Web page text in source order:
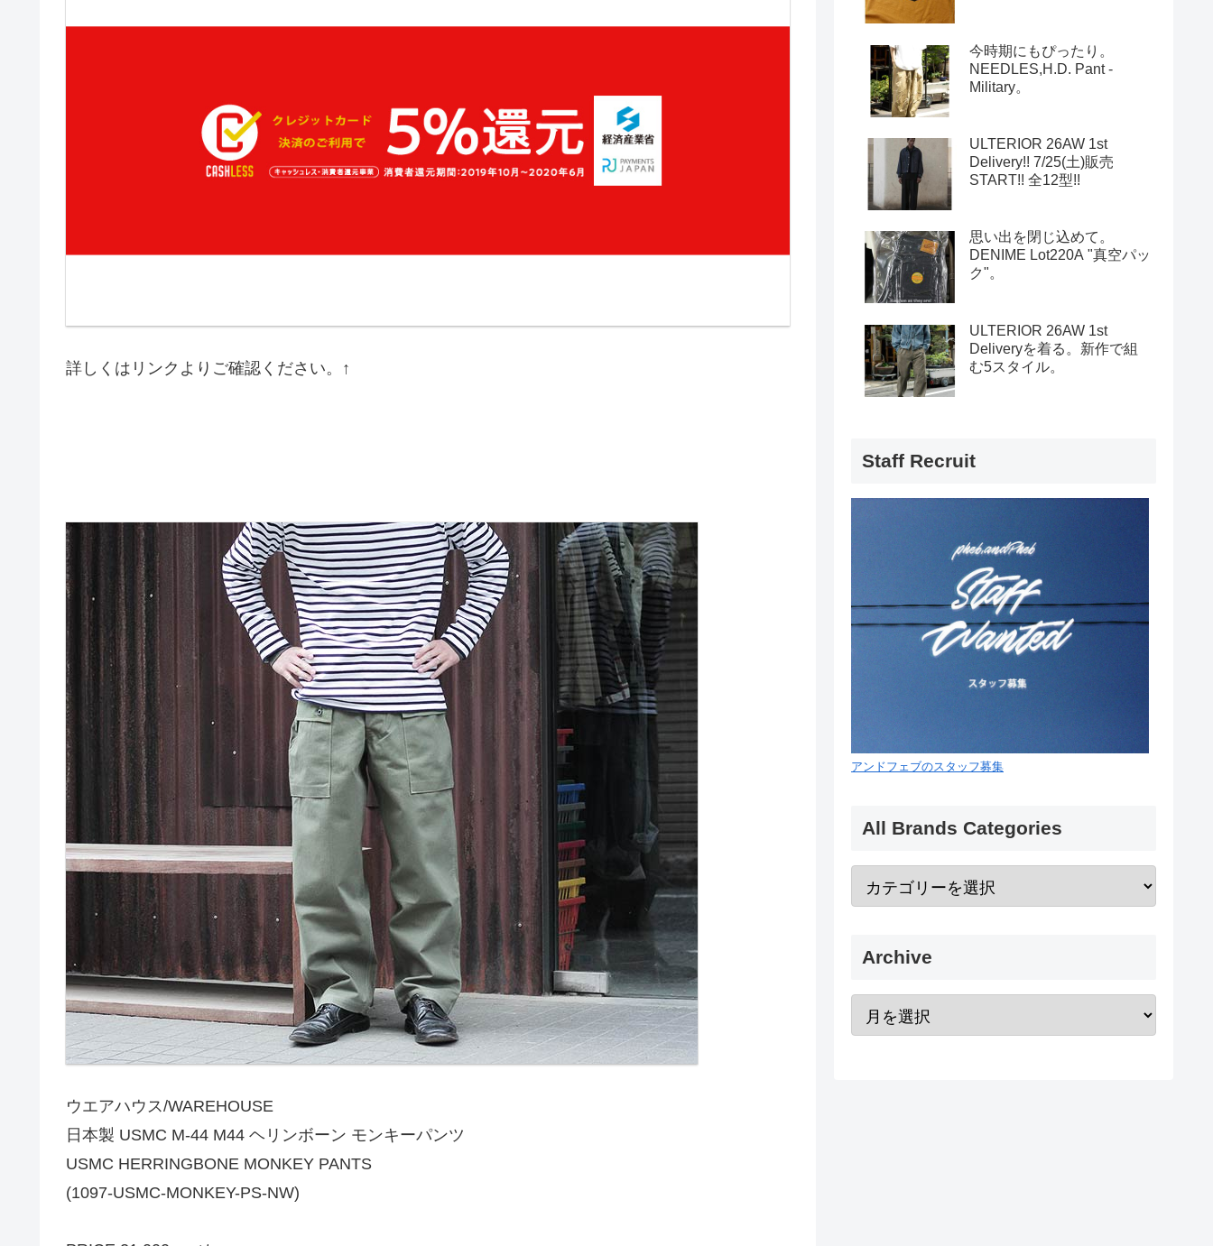
詳しくはリンクよりご確認ください。↑
ウエアハウス/WAREHOUSE
日本製 USMC M-44 M44 ヘリンボーン モンキーパンツ
USMC HERRINGBONE MONKEY PANTS
(1097-USMC-MONKEY-PS-NW)
今時期にもぴったり。
NEEDLES,H.D. Pant -
Military。
ULTERIOR 26AW 1st
Delivery!! 7/25(土)販売
START!! 全12型!!
思い出を閉じ込めて。
DENIME Lot220A "真空パッ
ク"。
ULTERIOR 26AW 1st
Deliveryを着る。新作で組
む5スタイル。
Staff Recruit
アンドフェブのスタッフ募集
All Brands Categories
Archive